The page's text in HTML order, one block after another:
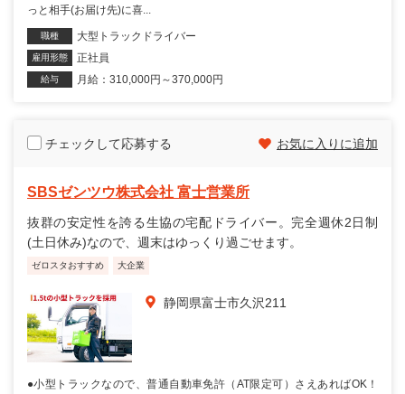
っと相手(お届け先)に喜...
職種 大型トラックドライバー
雇用形態 正社員
給与 月給：310,000円～370,000円
チェックして応募する お気に入りに追加
SBSゼンツウ株式会社 富士営業所
抜群の安定性を誇る生協の宅配ドライバー。完全週休2日制
(土日休み)なので、週末はゆっくり過ごせます。
ゼロスタおすすめ 大企業
静岡県富士市久沢211
●小型トラックなので、普通自動車免許（AT限定可）さえあればOK！